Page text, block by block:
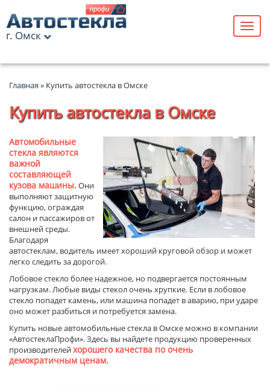
г. Омск
Главная » Купить автостекла в Омске
Купить автостекла в Омске
Автомобильные
стекла являются
важной
составляющей
кузова машины.Они
выполняют защитную
функцию, ограждая
салон и пассажиров от
внешней среды.
Благодаря
автостеклам, водитель имеет хороший круговой обзор и может
легко следить за дорогой.
Лобовое стекло более надежное, но подвергается постоянным
нагрузкам. Любые виды стекол очень хрупкие. Если в лобовое
стекло попадет камень, или машина попадет в аварию, при ударе
оно может разбиться и потребуется замена.
Купить новые автомобильные стекла в Омске можно в компании
«АвтостеклаПрофи». Здесь вы найдете продукцию проверенных
производителейхорошего качества по очень
демократичным ценам.